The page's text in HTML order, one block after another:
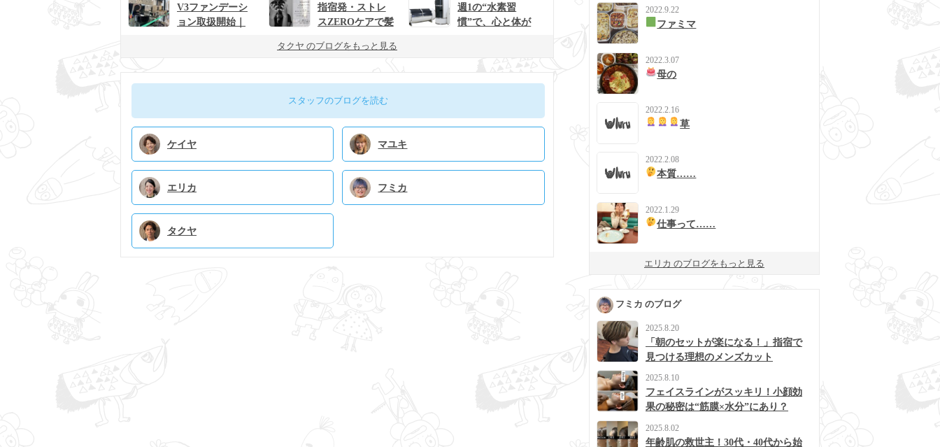
V3ファンデーシ
ョン取扱開始｜
指宿発・ストレ
スZEROケアで髪
uの新提案
週1の“水素習
慣”で、心と体が
タクヤ のブログをもっと見る
スタッフのブログを読む
ケイヤ マユキ
エリカ フミカ
タクヤ
2022.9.22
ファミマ
2022.3.07
母の
2022.2.16
草
2022.2.08
本質……
2022.1.29
仕事って……
エリカ のブログをもっと見る
フミカ のブログ
2025.8.20
「朝のセットが楽になる！」指宿で
見つける理想のメンズカット
2025.8.10
フェイスラインがスッキリ！小顔効
果の秘密は“筋膜×水分”にあり？
2025.8.02
年齢肌の救世主！30代・40代から始